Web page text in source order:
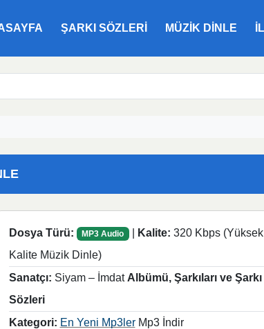
ŞARKI SÖZLERI MÜZIK DINLE
Dosya Türü: MP3 Audio Kalite: 320 Kbps (Yüksek
Kalite Müzik Dinle)
Sanatçı: Siyam – İmdat Albümü, Şarkıları ve Şarkı
Sözleri
Kategori: En Yeni Mp3lerMp3 İndir